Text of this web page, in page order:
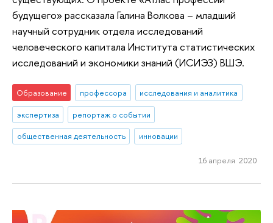
будущего» рассказала Галина Волкова – младший
научный сотрудник отдела исследований
человеческого капитала Института статистических
исследований и экономики знаний (ИСИЭЗ) ВШЭ.
Образование профессора
исследования и аналитика
экспертиза
репортаж о событии
общественная деятельность
инновации
16 апреля 2020